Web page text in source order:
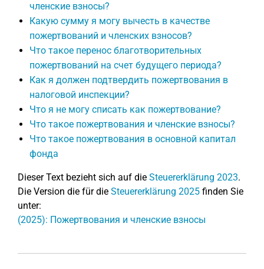
членские взносы?
Какую сумму я могу вычесть в качестве
пожертвований и членских взносов?
Что такое перенос благотворительных
пожертвований на счет будущего периода?
Как я должен подтвердить пожертвования в
налоговой инспекции?
Что я не могу списать как пожертвование?
Что такое пожертвования и членские взносы?
Что такое пожертвования в основной капитал
фонда
Dieser Text bezieht sich auf die Steuererklärung 2023.
Die Version die für die Steuererklärung 2025 finden Sie
unter:
(2025): Пожертвования и членские взносы